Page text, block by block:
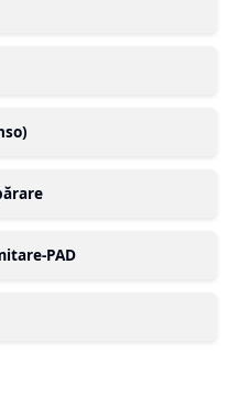
PAD